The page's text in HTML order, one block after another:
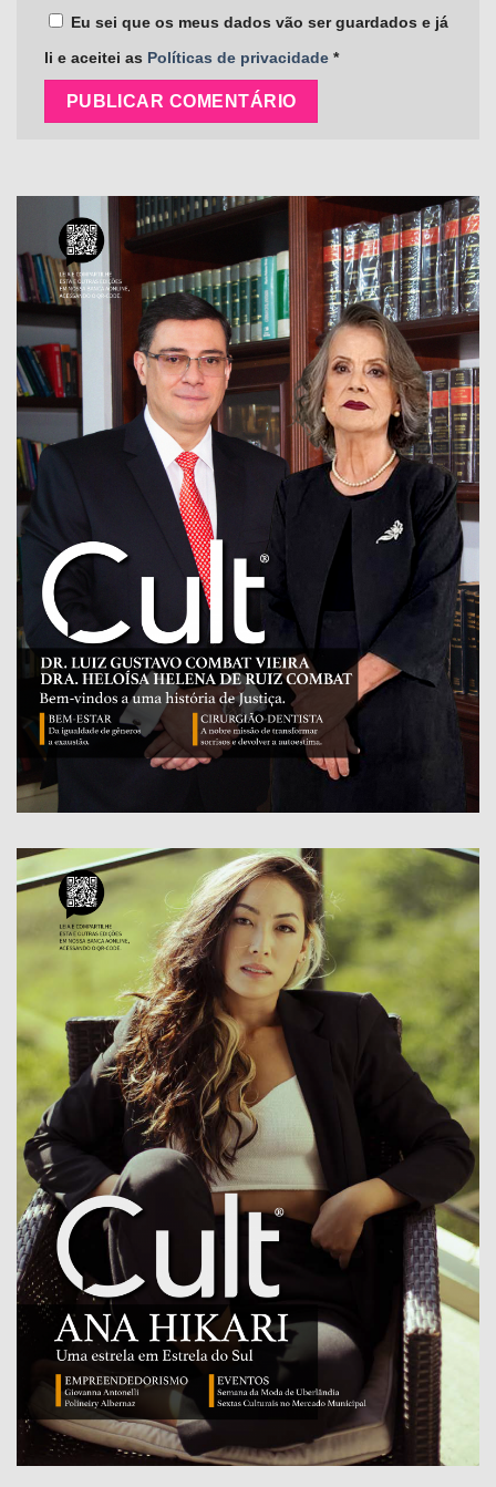
Eu sei que os meus dados vão ser guardados e já
li e aceitei as Políticas de privacidade *